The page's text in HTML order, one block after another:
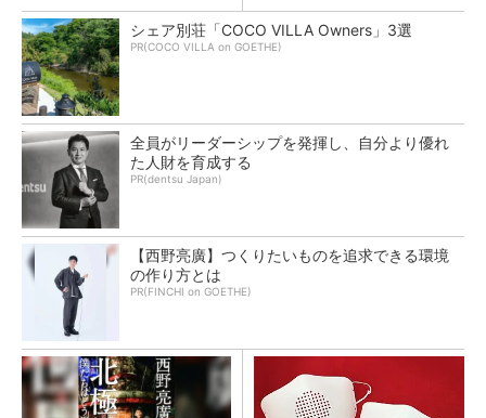
シェア別荘「COCO VILLA Owners」3選
PR(COCO VILLA on GOETHE)
全員がリーダーシップを発揮し、自分より優れ
た人財を育成する
PR(dentsu Japan)
【西野亮廣】つくりたいものを追求できる環境
の作り方とは
PR(FINCHI on GOETHE)